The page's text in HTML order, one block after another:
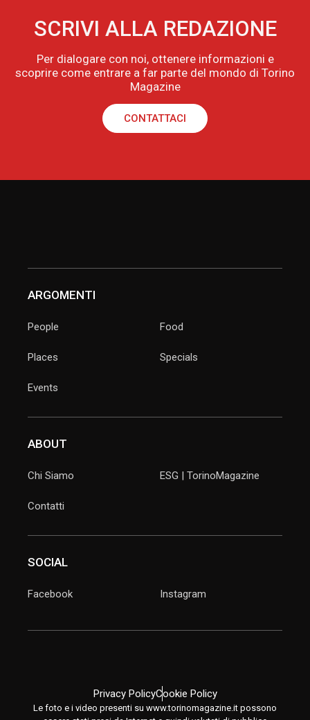
SCRIVI ALLA REDAZIONE
Per dialogare con noi, ottenere informazioni e
scoprire come entrare a far parte del mondo di Torino
Magazine
CONTATTACI
ARGOMENTI
People
Places
Events
Food
Specials
ABOUT
Chi Siamo
Contatti
ESG | TorinoMagazine
SOCIAL
Facebook Instagram
Privacy PolicyCookie Policy
Le foto e i video presenti su www.torinomagazine.it possono